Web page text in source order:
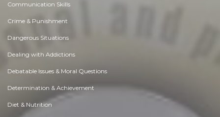
Communication Skills
Crime & Punishment
Dangerous Situations
Dealing with Addictions
Debatable Issues & Moral Questions
Determination & Achievement
Diet & Nutrition